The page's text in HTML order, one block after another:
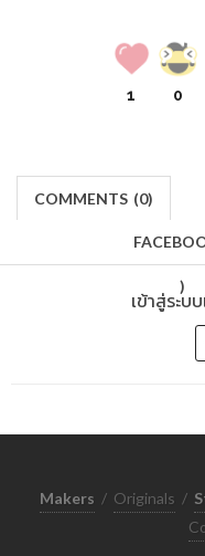
1 0
COMMENTS (0)
)
เข้าสู่ระบ
Makers / Originals /